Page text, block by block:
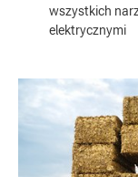
wszystkich
elektrycznymi